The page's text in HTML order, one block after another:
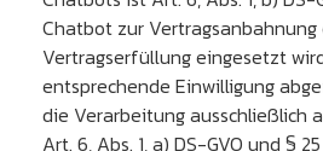
Chatbot zur Vertragsanbahnung
Vertragserfüllung eingesetzt
entsprechende Einwilligung
die Verarbeitung ausschließlich
Art. 6, Abs. 1, a) DS-GVO und §